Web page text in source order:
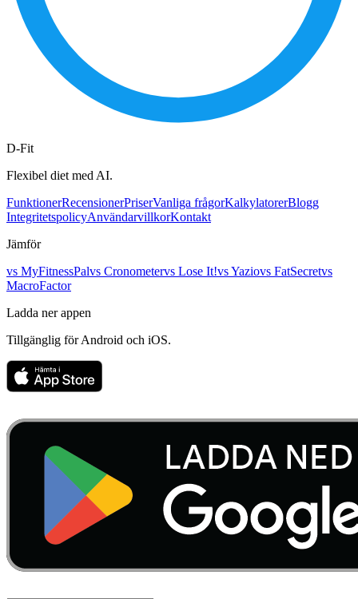
D-Fit
Flexibel diet med AI.
FunktionerRecensionerPriserVanliga frågorKalkylatorerBlogg
IntegritetspolicyAnvändarvillkorKontakt
Jämför
vs MyFitnessPalvs Cronometervs Lose It!vsYaziovs FatSecretvs
MacroFactor
Ladda ner appen
Tillgänglig för Android och iOS.